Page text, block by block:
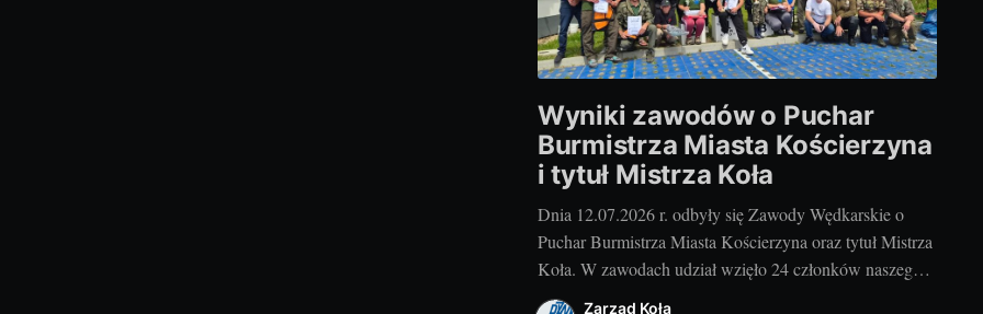
Wyniki zawodów o Puchar
Burmistrza Miasta Kościerzyna
i tytuł Mistrza Koła
Dnia 12.07.2026 r. odbyły się Zawody Wędkarskie o
Puchar Burmistrza Miasta Kościerzyna oraz tytuł Mistrza
Koła. W zawodach udział wzięło 24 członków naszego
koła oraz zaproszeni goście z kół PZW Łubiana i PZW
Zarząd Koła